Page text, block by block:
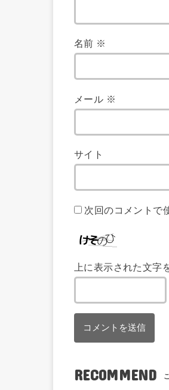
名前 ※
メール ※
サイト
次回のコメントで
上に表示された文字
RECOMMEND